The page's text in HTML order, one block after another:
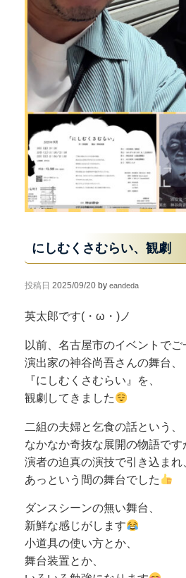
にしむくさむらい、観劇
投稿日 2025/09/20 by eandeda
英太郎です(・ω・)ノ
以前、名古屋市のイベントでご
演出家の神谷尚吾さんの舞台、
『にしむくさむらい』を、
観劇してきました
二組の夫婦と乞食の話という、
なかなか奇抜な展開の物語です
演者の迫真の演技で引き込まれ
あっという間の舞台でした
ダンスシーンの無い舞台、
新鮮な感じがします
小道具の使い方とか、
舞台装置とか、